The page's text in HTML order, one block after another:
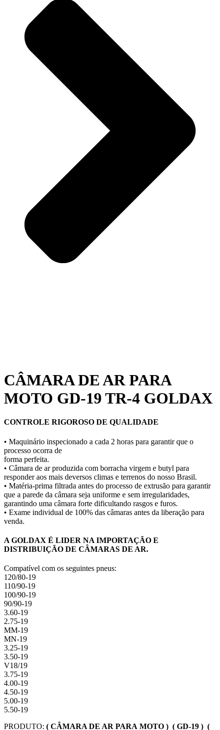
CÂMARA DE AR PARA
MOTO GD-19 TR-4 GOLDAX
CONTROLE RIGOROSO DE QUALIDADE
• Maquinário inspecionado a cada 2 horas para garantir que o
processo ocorra de
forma perfeita.
• Câmara de ar produzida com borracha virgem e butyl para
responder aos mais deversos climas e terrenos do nosso Brasil.
• Matéria-prima filtrada antes do processo de extrusão para garantir
que a parede da câmara seja uniforme e sem irregularidades,
garantindo uma câmara forte dificultando rasgos e furos.
• Exame individual de 100% das câmaras antes da liberação para
venda.
A GOLDAX É LIDER NA IMPORTAÇÃO E
DISTRIBUIÇÃO DE CÂMARAS DE AR.
Compatível com os seguintes pneus:
120/80-19
110/90-19
100/90-19
90/90-19
3.60-19
2.75-19
MM-19
MN-19
3.25-19
3.50-19
V18/19
3.75-19
4.00-19
4.50-19
5.00-19
5.50-19
PRODUTO: ( CÂMARA DE AR PARA MOTO ) ( GD-19 ) (